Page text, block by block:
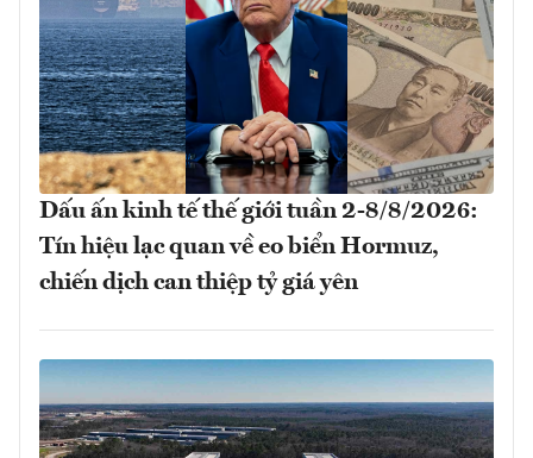
Dấu ấn kinh tế thế giới tuần 2-8/8/2026:
Tín hiệu lạc quan về eo biển Hormuz,
chiến dịch can thiệp tỷ giá yên